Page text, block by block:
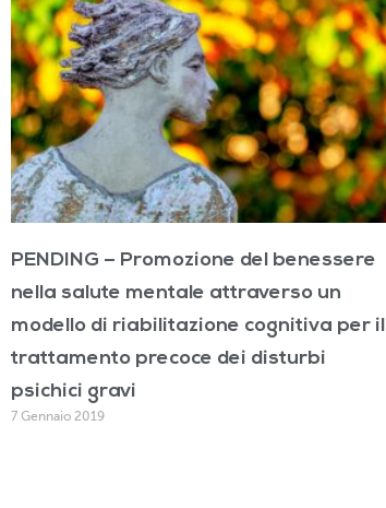
PENDING – Promozione del benessere
nella salute mentale attraverso un
modello di riabilitazione cognitiva per il
trattamento precoce dei disturbi
psichici gravi
7 Gennaio 2019